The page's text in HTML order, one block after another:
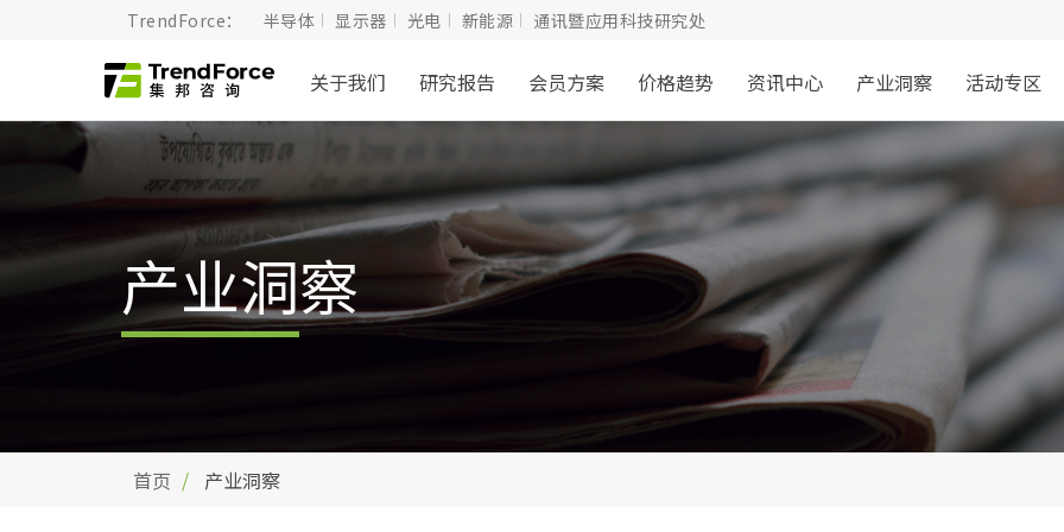
TrendForce： 半导体 显示器 光电 新能源 通讯暨应用科技研究处
关于我们 研究报告 会员方案 价格趋势 资讯中心 产业洞察 活动专区
产业洞察
首页 产业洞察